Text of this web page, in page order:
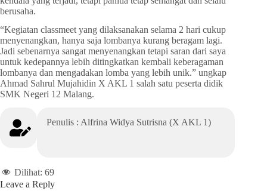
berusaha.
“Kegiatan classmeet yang dilaksanakan selama 2 hari cukup
menyenangkan, hanya saja lombanya kurang beragam lagi.
Jadi sebenarnya sangat menyenangkan tetapi saran dari saya
untuk kedepannya lebih ditingkatkan kembali keberagaman
lombanya dan mengadakan lomba yang lebih unik.” ungkap
Ahmad Sahrul Mujahidin X AKL 1 salah satu peserta didik
SMK Negeri 12 Malang.
Penulis : Alfrina Widya Sutrisna (X AKL 1)
Dilihat: 69
Leave a Reply